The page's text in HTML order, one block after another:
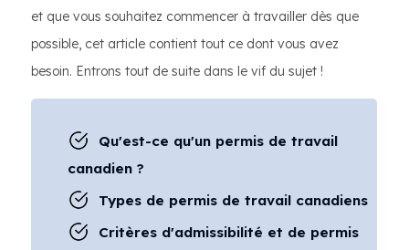
et que vous souhaitez commencer à travailler dès que
possible, cet article contient tout ce dont vous avez
besoin. Entrons tout de suite dans le vif du sujet !
Qu'est-ce qu'un permis de travail
canadien ?
Types de permis de travail canadiens
Critères d'admissibilité et de permis